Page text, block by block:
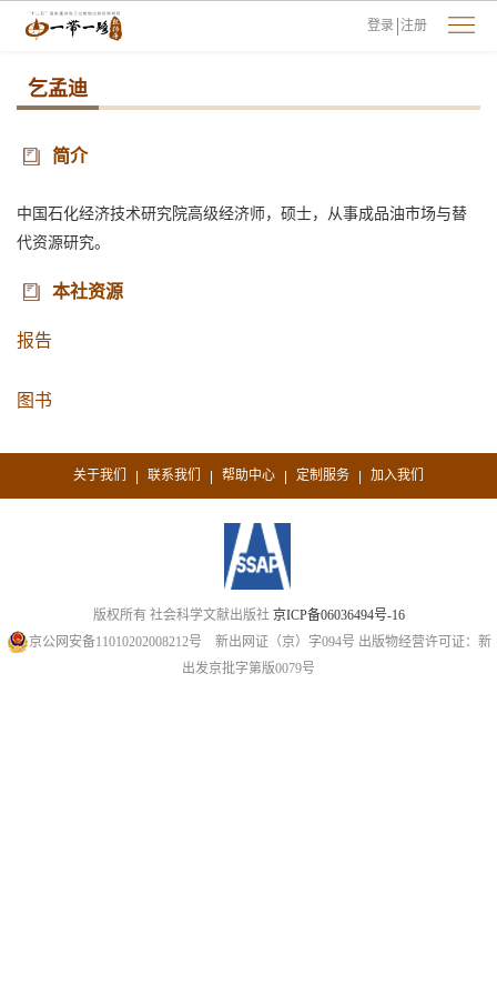
登录 注册
乞孟迪
简介
中国石化经济技术研究院高级经济师，硕士，从事成品油市场与替
代资源研究。
本社资源
报告
图书
关于我们 | 联系我们 | 帮助中心 | 定制服务 | 加入我们
版权所有 社会科学文献出版社 京ICP备06036494号-16
京公网安备11010202008212号 新出网证（京）字094号 出版物经营许可证：新
出发京批字第版0079号